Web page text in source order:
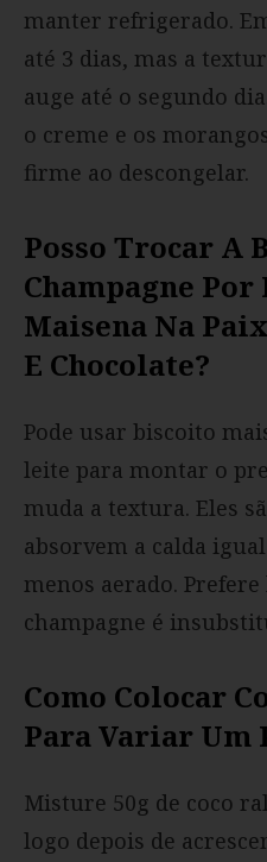
manter refrigerado.
até 3 dias, mas a
auge até o segundo
o creme e os
firme ao descongelar.
Posso Trocar A
Champagne
Maisena Na
E Chocolate?
Pode usar biscoito
leite para montar o
muda a textura. Eles
absorvem a calda
menos aerado. Prefere
champagne é
Como Colocar
Para Variar Um
Misture 50g de coco
logo depois de